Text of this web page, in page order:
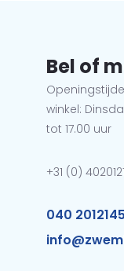
Bel of
winkel:
tot 17.00 uur
+31 (0)
040 2012145